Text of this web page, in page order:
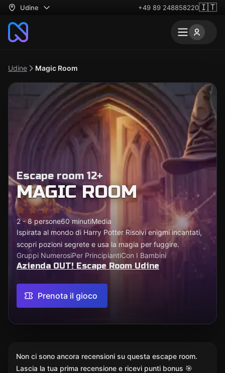
Udine +49 89 248858220🇮🇹
Udine Magic Room
Escape room 12+
MAGIC ROOM
2 - 8 persone60 minutiMedia
Ispirata al mondo di Harry Potter Risolvi enigmi incantati,
scopri pozioni segrete e usa la magia per fuggire.
Gruppi NumerosiPer PrincipiantiCon I Bambini
Azienda OUT! Escape Room Udine
Prenota il gioco
Non ci sono ancora recensioni su questa escape room.
Lascia la tua prima recensione e ricevi punti bonus 🎯